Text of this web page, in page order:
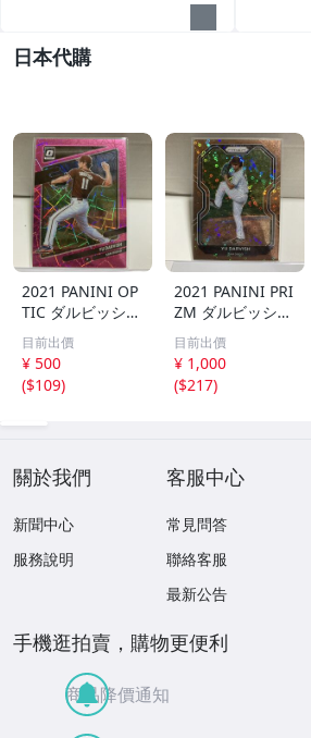
日本代購
2021 PANINI OP
TIC ダルビッシュ
有 249枚限定
シリアルカード
パドレス
目前出價
¥ 500
($109)
2021 PANINI PRI
ZM ダルビッシュ
有 40枚限定
シリアルカード
パドレス
目前出價
¥ 1,000
($217)
關於我們
新聞中心
服務說明
客服中心
常見問答
聯絡客服
最新公告
手機逛拍賣，購物更便利
商品降價通知